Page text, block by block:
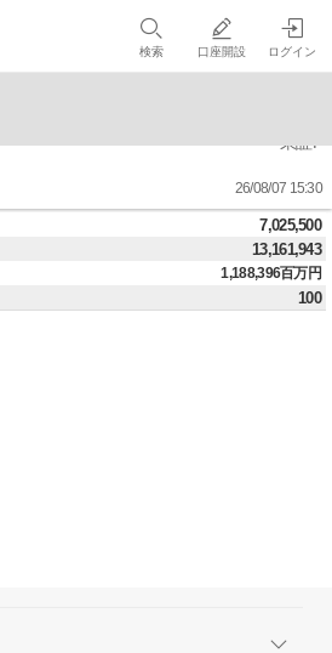
検索 口座開設 ログイン
東証P
26/08/07 15:30
7,025,500
13,161,943
1,188,396百万円
100